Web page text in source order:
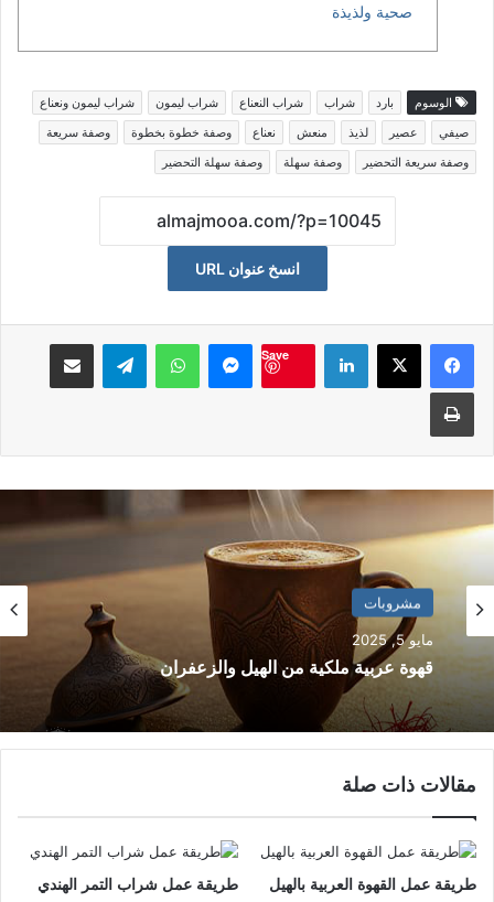
صحية ولذيذة
الوسوم بارد شراب شراب النعناع شراب ليمون
شراب ليمون ونعناع
صيفي
عصير لذيذ منعش نعناع وصفة خطوة بخطوة
وصفة سريعة
وصفة سريعة التحضير
وصفة سهلة وصفة سهلة التحضير
انسخ عنوان URL
لينكدإن
Save
ماسنجر واتساب تيلقرام مشاكة بواسطة البريد
طباعة
مشروبات
مايو 5, 2025
قهوة عربية ملكية من الهيل والزعفران
مشروبات
أبريل 23, 2025
طريقة عمل آيس كوفي بالحليب المكثف
مقالات ذات صلة
طريقة عمل القهوة العربية بالهيل طريقة عمل شراب التمر الهندي